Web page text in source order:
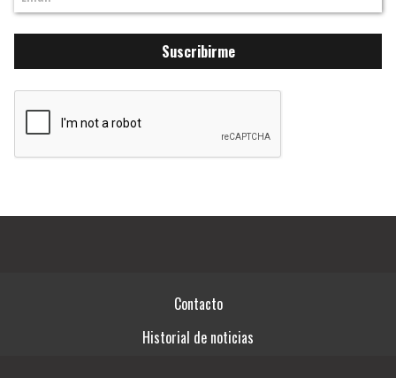
Suscribirme
Contacto
Historial de noticias